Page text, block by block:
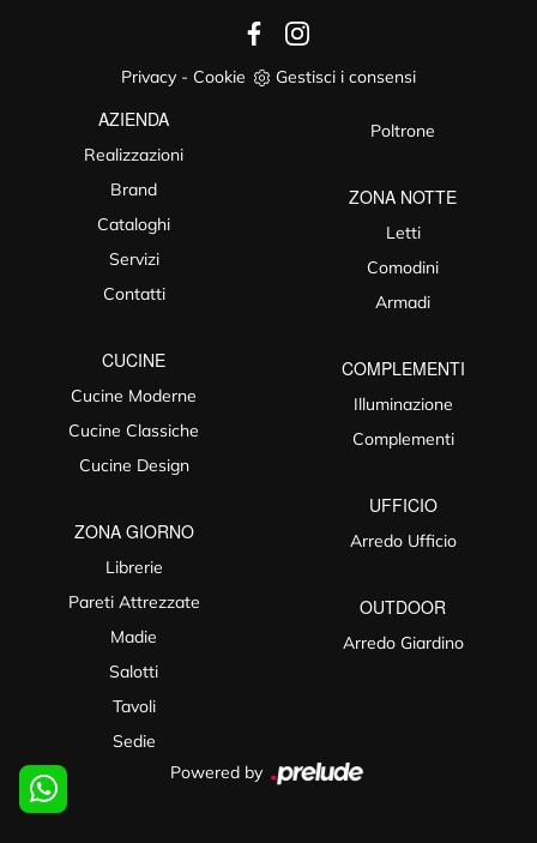
Privacy - Cookie Gestisci i consensi
AZIENDA
Realizzazioni
Brand
Cataloghi
Servizi
Contatti
CUCINE
Cucine Moderne
Cucine Classiche
Cucine Design
ZONA GIORNO
Librerie
Pareti Attrezzate
Madie
Salotti
Tavoli
Sedie
Poltrone
ZONA NOTTE
Letti
Comodini
Armadi
COMPLEMENTI
Illuminazione
Complementi
UFFICIO
Arredo Ufficio
OUTDOOR
Arredo Giardino
Powered by